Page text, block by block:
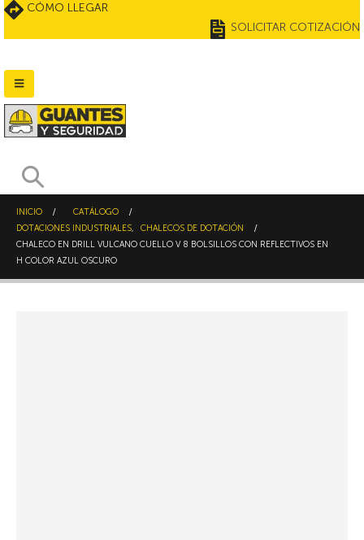
CÓMO LLEGAR
SOLICITAR COTIZACIÓN
INICIO
CATÁLOGO
DOTACIONES INDUSTRIALES,
CHALECOS DE DOTACIÓN
CHALECO EN DRILL VULCANO CUELLO V 8 BOLSILLOS CON REFLECTIVOS EN
H COLOR AZUL OSCURO